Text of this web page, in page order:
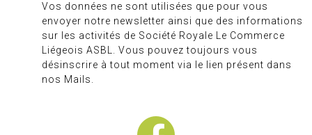
Vos données ne sont utilisées que pour vous
envoyer notre newsletter ainsi que des informations
sur les activités de Société Royale Le Commerce
Liégeois ASBL. Vous pouvez toujours vous
désinscrire à tout moment via le lien présent dans
nos Mails.